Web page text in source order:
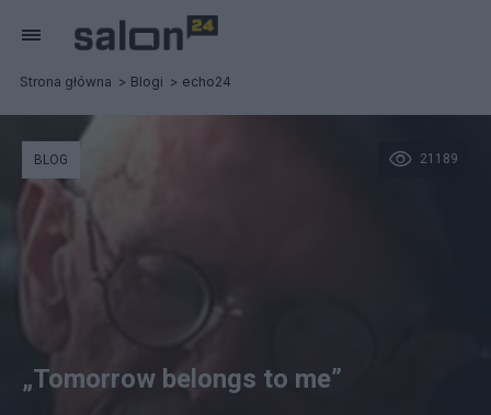
Strona główna Blogi echo24
21189
BLOG
„Tomorrow belongs to me”